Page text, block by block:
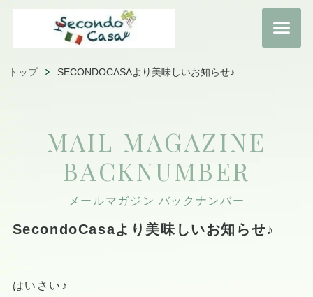
トップ SECONDOCASAより美味しいお知らせ♪
MAIL MAGAZINE
BACKNUMBER
メールマガジン バックナンバー
SecondoCasaより美味しいお知らせ♪
はいさい♪